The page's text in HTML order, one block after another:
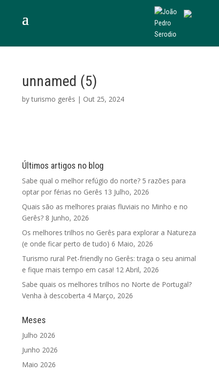
unnamed (5)
byturismo gerês | Out 25, 2024
Últimos artigos no blog
Sabe qual o melhor refúgio do norte? 5 razões para
optar por férias no Gerês 13 Julho, 2026
Quais são as melhores praias fluviais no Minho e no
Gerês? 8 Junho, 2026
Os melhores trilhos no Gerês para explorar a Natureza
(e onde ficar perto de tudo) 6 Maio, 2026
Turismo rural Pet-friendly no Gerês: traga o seu animal
e fique mais tempo em casa! 12 Abril, 2026
Sabe quais os melhores trilhos no Norte de Portugal?
Venha à descoberta 4 Março, 2026
Meses
Julho 2026
Junho 2026
Maio 2026